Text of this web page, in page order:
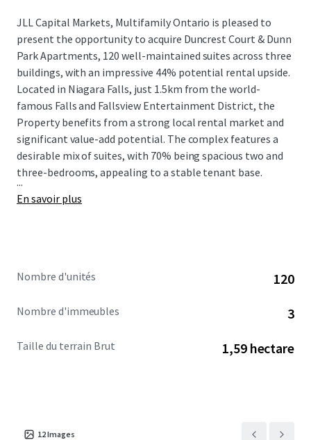
JLL Capital Markets, Multifamily Ontario is pleased to
present the opportunity to acquire Duncrest Court & Dunn
Park Apartments, 120 well-maintained suites across three
buildings, with an impressive 44% potential rental upside.
Located in Niagara Falls, just 1.5km from the world-
famous Falls and Fallsview Entertainment District, the
Property benefits from a strong local rental market and
significant value-add potential. The complex features a
desirable mix of suites, with 70% being spacious two and
three-bedrooms, appealing to a stable tenant base.
...
En savoir plus
Nombre d'unités 120
Nombre d'immeubles 3
Taille du terrain Brut 1,59 hectare
12Images